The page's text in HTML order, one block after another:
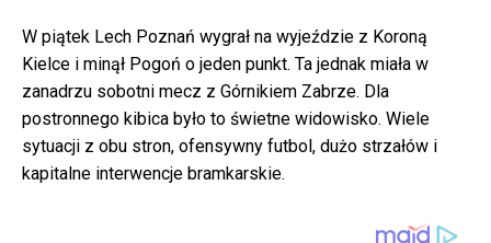
W piątek Lech Poznań wygrał na wyjeździe z Koroną
Kielce i minął Pogoń o jeden punkt. Ta jednak miała w
zanadrzu sobotni mecz z Górnikiem Zabrze. Dla
postronnego kibica było to świetne widowisko. Wiele
sytuacji z obu stron, ofensywny futbol, dużo strzałów i
kapitalne interwencje bramkarskie.